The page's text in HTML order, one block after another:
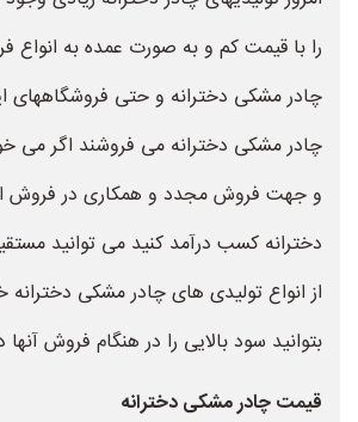
را با قیمت کم و به صورت عمده به انواع
چادر مشکی دخترانه و حتی فروشگاههای
چادر مشکی دخترانه می فروشند اگر می
و جهت فروش مجدد و همکاری در فروش
دخترانه کسب درآمد کنید می توانید
از انواع تولیدی های چادر مشکی دخترانه
بتوانید سود بالایی را در هنگام فروش
قیمت چادر مشکی دخترانه